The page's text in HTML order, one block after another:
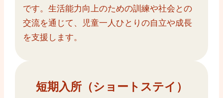
です。生活能力向上のための訓練や社会との
交流を通じて、児童一人ひとりの自立や成長
を支援します。
短期入所（ショートステイ）